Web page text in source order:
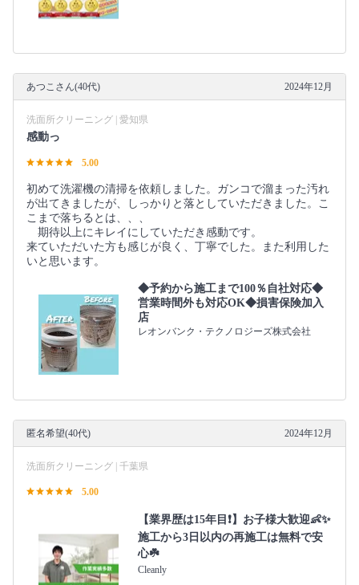
あつこさん(40代) 2024年12月
洗面所クリーニング | 愛知県
感動っ
5.00
初めて洗濯機の清掃を依頼しました。ガンコで溜まった汚れ
が出てきましたが、しっかりと落としていただきました。こ
こまで落ちるとは、、、
期待以上にキレイにしていただき感動です。
来ていただいた方も感じが良く、丁寧でした。また利用した
いと思います。
◆予約から施工まで100％自社対応◆
営業時間外も対応OK◆損害保険加入
店
レオンバンク・テクノロジーズ株式会社
匿名希望(40代) 2024年12月
洗面所クリーニング | 千葉県
5.00
【業界歴は15年目❗️】お子様大歓迎👶✨
施工から3日以内の再施工は無料で安
心☘️
Cleanly